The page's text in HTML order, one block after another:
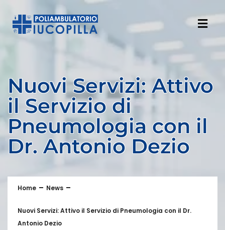
Nuovi Servizi: Attivo
il Servizio di
Pneumologia con il
Dr. Antonio Dezio
Home News
Nuovi Servizi: Attivo il Servizio di Pneumologia con il Dr.
Antonio Dezio